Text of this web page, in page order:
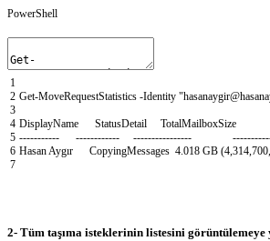
PowerShell
1
2
3
4
5
6
7
Get-MoveRequestStatistics -Identity
DisplayName StatusDetail TotalMailboxSize
----------- ------------ ---------------- ----------
Hasan Aygır CopyingMessages 4 018 GB (4 314 700
2- Tüm taşıma isteklerinin listesini